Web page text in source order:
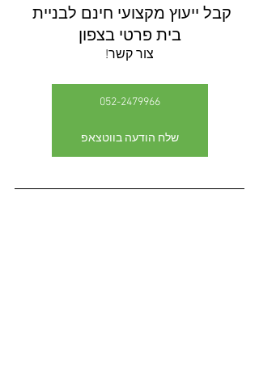
קבל ייעוץ מקצועי חינם לבניית
בית פרטי בצפון
צור קשר!
052-2479966
שלח הודעה בווטצאפ